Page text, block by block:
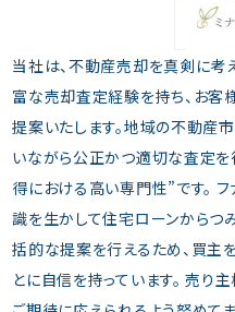
当社は、不動産売却を真剣に考
富な売却査定経験を持ち、お
提案いたします。地域の不動産
いながら公正かつ適切な査定を
得における高い専門性”です。
識を生かして住宅ローンから
括的な提案を行えるため、買主
とに自信を持っています。 売り